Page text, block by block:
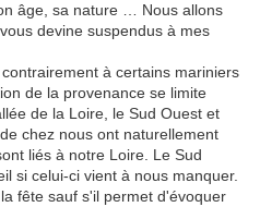
âge, sa nature … Nous allons
devine suspendus à mes
à certains mariniers
de la provenance se limite
de la Loire, le Sud Ouest et
chez nous ont naturellement
liés à notre Loire. Le Sud
si celui-ci vient à nous manquer.
fête sauf s'il permet d'évoquer